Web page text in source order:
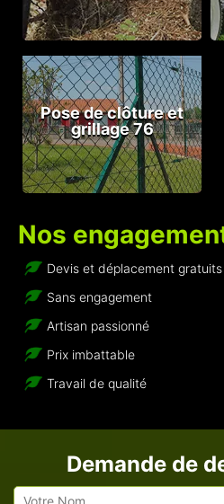
Pose de clôture et
grillage 76
Nos
Devis et déplacement gratuits
Sans engagement
Artisan passionné
Prix imbattable
Travail de qualité
Demande de